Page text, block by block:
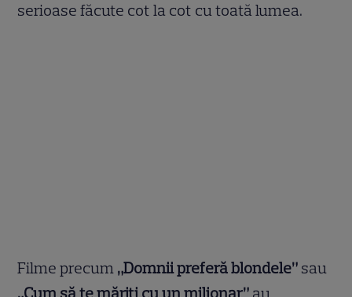
serioase făcute cot la cot cu toată lumea.
Filme precum „Domnii preferă blondele” sau
„Cum să te măriți cu un milionar” au